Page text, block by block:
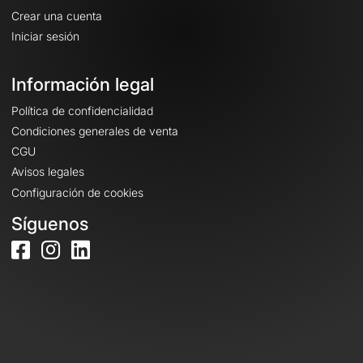
Crear una cuenta
Iniciar sesión
Información legal
Política de confidencialidad
Condiciones generales de venta
CGU
Avisos legales
Configuración de cookies
Síguenos